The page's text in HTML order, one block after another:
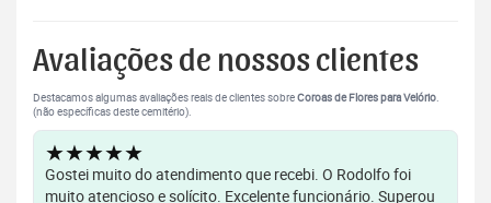
Avaliações de nossos clientes
Destacamos algumas avaliações reais de clientes sobreCoroas de Flores para Velório.
(não específicas deste cemitério).
★★★★★
Gostei muito do atendimento que recebi. O Rodolfo foi
muito atencioso e solícito. Excelente funcionário. Superou